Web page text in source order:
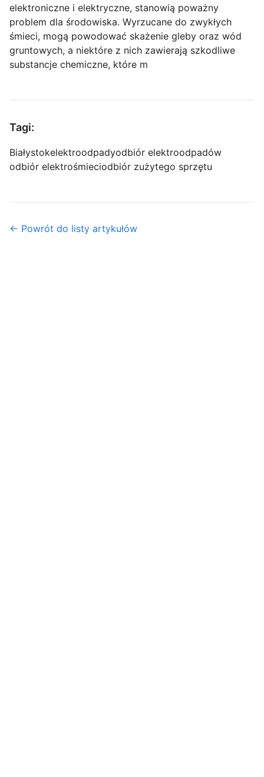
elektroniczne i elektryczne, stanowią poważny
problem dla środowiska. Wyrzucane do zwykłych
śmieci, mogą powodować skażenie gleby oraz wód
gruntowych, a niektóre z nich zawierają szkodliwe
substancje chemiczne, które m
Tagi:
Białystokelektroodpadyodbiór elektroodpadów
odbiór elektrośmieciodbiór zużytego sprzętu
← Powrót do listy artykułów